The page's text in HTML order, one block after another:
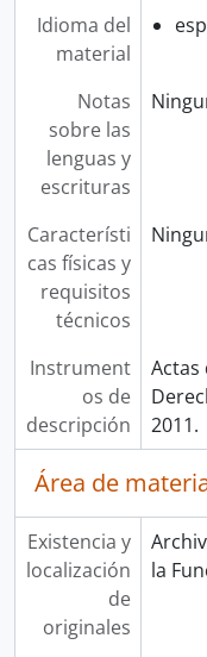
Idioma del
material
Notas
sobre las
lenguas y
escrituras
Característi
cas físicas y
requisitos
técnicos
Instrument
os de
descripción
Actas
2011.
Área de
Existencia y
localización
de
originales
la